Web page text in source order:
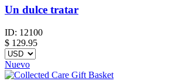
Un dulce tratar
ID: 12100
$ 129.95
Nuevo